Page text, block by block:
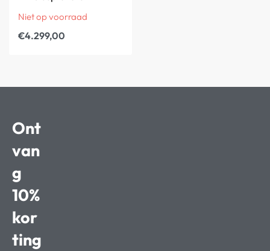
Niet op voorraad
€4.299,00
Ont
van
g
10%
kor
ting